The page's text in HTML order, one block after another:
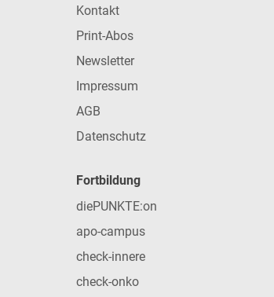
Kontakt
Print-Abos
Newsletter
Impressum
AGB
Datenschutz
Fortbildung
diePUNKTE:on
apo-campus
check-innere
check-onko